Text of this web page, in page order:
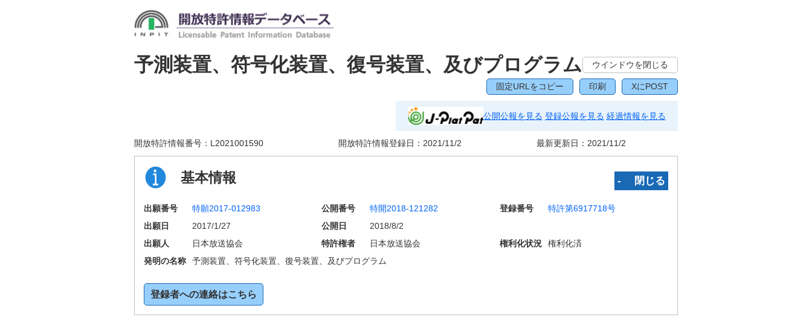
予測装置、符号化装置、復号装置、及びプログラム ウインドウを閉じる
固定URLをコピー 印刷 XにPOST
公開公報を見る 登録公報を見る 経過情報を見る
開放特許情報番号： L2021001590 開放特許情報登録日： 2021/11/2 最新更新日： 2021/11/2
基本情報 ‐ 閉じる
出願番号 特願2017-012983 公開番号 特開2018-121282 登録番号
特許第6917718号
出願日
2017/1/27 公開日
2018/8/2
出願人
日本放送協会 特許権者 日本放送協会 権利化状況
権利化済
発明の名称
予測装置、符号化装置、復号装置、及びプログラム
登録者への連絡はこちら